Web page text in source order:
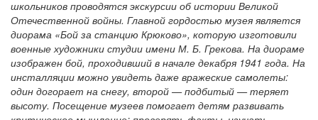
школьников проводятся экскурсии об истории Великой
Отечественной войны. Главной гордостью музея является
диорама «Бой за станцию Крюково», которую изготовили
военные художники студии имени М. Б. Грекова. На диораме
изображен бой, проходивший в начале декабря 1941 года. На
инсталляции можно увидеть даже вражеские самолеты:
один догорает на снегу, второй — подбитый — теряет
высоту. Посещение музеев помогает детям развивать